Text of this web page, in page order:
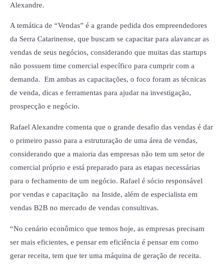
Alexandre.
A temática de “Vendas” é a grande pedida dos empreendedores
da Serra Catarinense, que buscam se capacitar para alavancar as
vendas de seus negócios, considerando que muitas das startups
não possuem time comercial específico para cumprir com a
demanda. Em ambas as capacitações, o foco foram as técnicas
de venda, dicas e ferramentas para ajudar na investigação,
prospecção e negócio.
Rafael Alexandre comenta que o grande desafio das vendas é dar
o primeiro passo para a estruturação de uma área de vendas,
considerando que a maioria das empresas não tem um setor de
comercial próprio e está preparado para as etapas necessárias
para o fechamento de um negócio. Rafael é sócio responsável
por vendas e capacitação na Inside, além de especialista em
vendas B2B no mercado de vendas consultivas.
“No cenário econômico que temos hoje, as empresas precisam
ser mais eficientes, e pensar em eficiência é pensar em como
gerar receita, tem que ter uma máquina de geração de receita.